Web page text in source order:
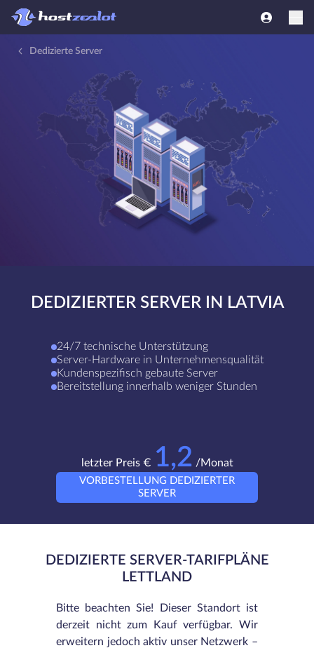
Dedizierte Server
DEDIZIERTER SERVER IN LATVIA
24/7 technische Unterstützung
Server-Hardware in Unternehmensqualität
Kundenspezifisch gebaute Server
Bereitstellung innerhalb weniger Stunden
letzter Preis € 1,2 /Monat
VORBESTELLUNG DEDIZIERTER
SERVER
DEDIZIERTE SERVER-TARIFPLÄNE
LETTLAND
Bitte beachten Sie! Dieser Standort ist
derzeit nicht zum Kauf verfügbar. Wir
erweitern jedoch aktiv unser Netzwerk –